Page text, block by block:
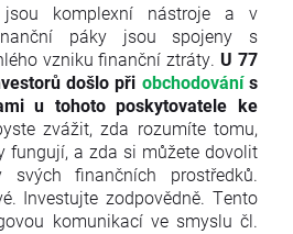
jsou komplexní nástroje a v
páky jsou spojeny s
vzniku finanční ztráty. U 77
došlo při obchodovánís
u tohoto poskytovatele ke
zvážit, zda rozumíte tomu,
fungují, a zda si můžete dovolit
finančních prostředků.
Investujte zodpovědně. Tento
komunikací ve smyslu čl.